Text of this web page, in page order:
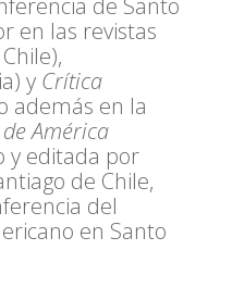
en las revistas
y Crítica
además en la
América
y editada por
de Chile,
del
en Santo